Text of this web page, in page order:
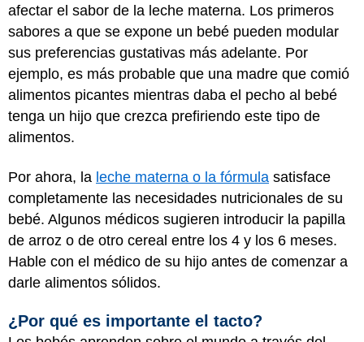
afectar el sabor de la leche materna. Los primeros
sabores a que se expone un bebé pueden modular
sus preferencias gustativas más adelante. Por
ejemplo, es más probable que una madre que comió
alimentos picantes mientras daba el pecho al bebé
tenga un hijo que crezca prefiriendo este tipo de
alimentos.
Por ahora, la leche materna o la fórmula satisface
completamente las necesidades nutricionales de su
bebé. Algunos médicos sugieren introducir la papilla
de arroz o de otro cereal entre los 4 y los 6 meses.
Hable con el médico de su hijo antes de comenzar a
darle alimentos sólidos.
¿Por qué es importante el tacto?